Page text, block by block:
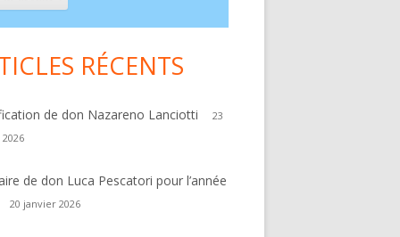
RÉCENTS
de don Nazareno Lanciotti
23
de don Luca Pescatori pour l’année
20 janvier 2026